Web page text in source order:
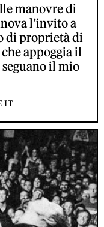
manovre di
l’invito a
di proprietà di
appoggia il
il mio
IT